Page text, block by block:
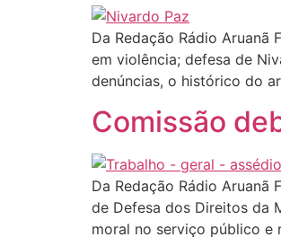
Da Redação Rádio
em violência; defesa de
denúncias, o histórico do
Comissão
Da Redação Rádio
de Defesa dos Direitos da
moral no serviço público